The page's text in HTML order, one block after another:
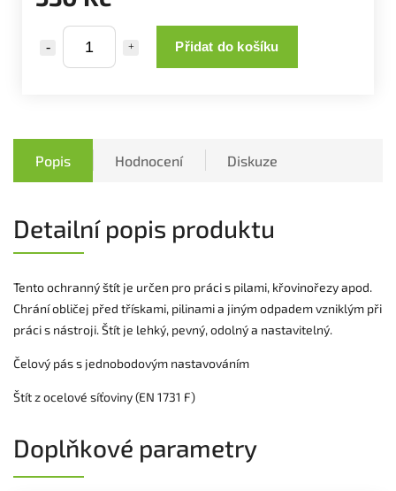
Přidat do košíku
Popis Hodnocení Diskuze
Detailní popis produktu
Tento ochranný štít je určen pro práci s pilami, křovinořezy apod.
Chrání obličej před třískami, pilinami a jiným odpadem vzniklým při
práci s nástroji. Štít je lehký, pevný, odolný a nastavitelný.
Čelový pás s jednobodovým nastavováním
Štít z ocelové síťoviny (EN 1731 F)
Doplňkové parametry